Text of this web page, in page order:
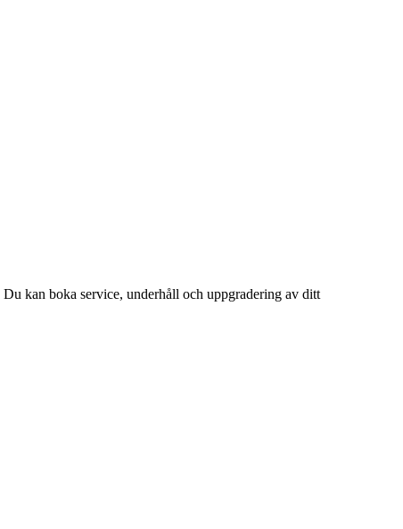
Du kan boka service, underhåll och uppgradering av ditt